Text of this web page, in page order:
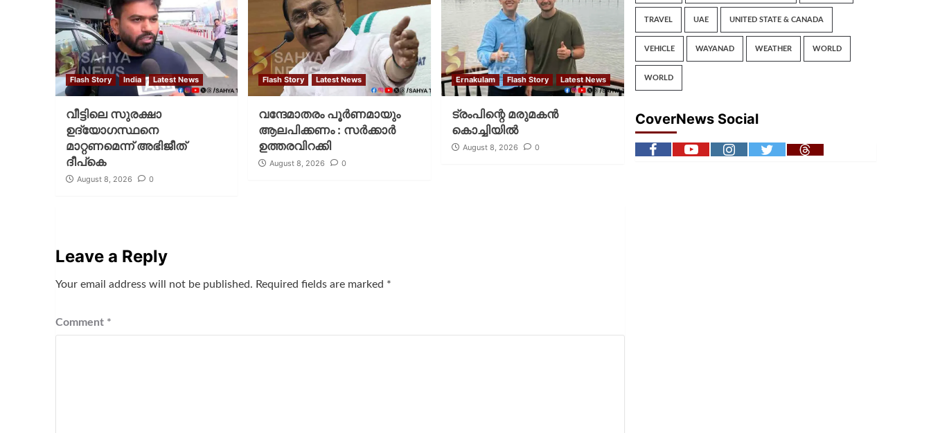
Flash Story India Latest News
വീട്ടിലെ സുരക്ഷാ
ഉദ്യോഗസ്ഥനെ
മാറ്റണമെന്ന് അഭിജീത്
ദീപ്‌കെ
August 8, 2026 0
Flash Story Latest News
വന്ദേമാതരം പൂര്‍ണമായും
ആലപിക്കണം : സര്‍ക്കാര്‍
ഉത്തരവിറക്കി
August 8, 2026 0
Ernakulam Flash Story Latest News
ട്രംപിന്റെ മരുമകന്‍
കൊച്ചിയില്‍
August 8, 2026 0
Leave a Reply
Your email address will not be published. Required fields are marked *
Comment *
TRAVEL UAE UNITED STATE & CANADA
VEHICLE WAYANAD WEATHER WORLD
WORLD
CoverNews Social